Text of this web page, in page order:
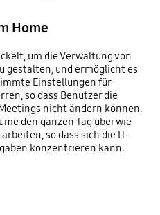
Home
um die Verwaltung von
gestalten, und ermöglicht es
Einstellungen für
so dass Benutzer die
nicht ändern können.
den ganzen Tag über wie
so dass sich die IT-
konzentrieren kann.